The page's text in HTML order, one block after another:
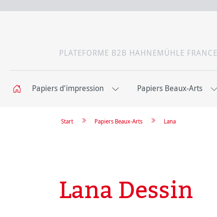
PLATEFORME B2B HAHNEMÜHLE FRANCE
Papiers d'impression Papiers Beaux-Arts
Lana
Papiers Beaux-Arts
Start
Lana Dessin